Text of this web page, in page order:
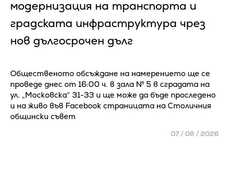
модернизация на транспорта и
градската инфраструктура чрез
нов дългосрочен дълг
Общественото обсъждане на намерението ще се
проведе днес от 16:00 ч. в зала № 5 в сградата на
ул. „Московска“ 31-33 и ще може да бъде проследено
и на живо във Facebook страницата на Столичния
общински съвет
07 / 08 / 2026